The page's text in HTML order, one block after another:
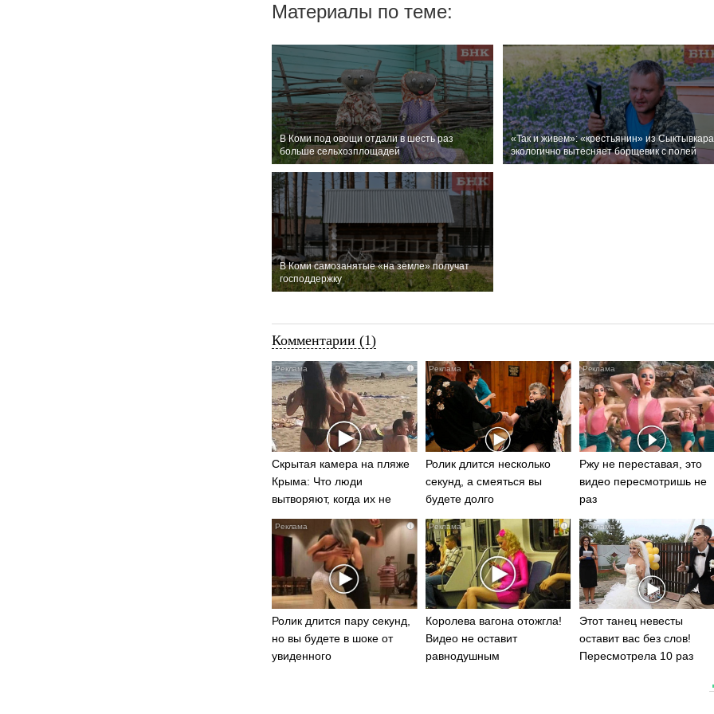
Материалы по теме:
В Коми под овощи отдали в шесть раз
больше сельхозплощадей
«Так и живем»: «крестьянин» из Сыктывкара
экологично вытесняет борщевик с полей
В Коми самозанятые «на земле» получат
господдержку
Комментарии (1)
i
Скрытая камера на пляже
Крыма: Что люди
вытворяют, когда их не
видят...
i
Ролик длится несколько
секунд, а смеяться вы
будете долго
Ржу не переставая, это
видео пересмотришь не
раз
i
Ролик длится пару секунд,
но вы будете в шоке от
увиденного
i
Королева вагона отожгла!
Видео не оставит
равнодушным
Этот танец невесты
оставит вас без слов!
Пересмотрела 10 раз